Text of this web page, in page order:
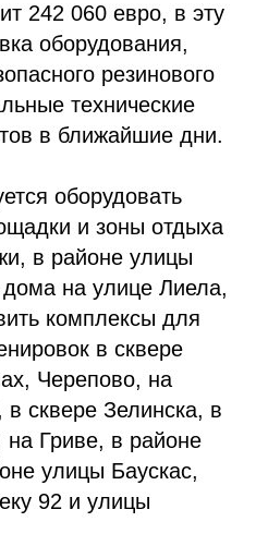
242 060 евро, в эту
оборудования,
резинового
технические
в ближайшие дни.
оборудовать
и зоны отдыха
в районе улицы
на улице Лиела,
комплексы для
в сквере
Черепово, на
сквере Зелинска, в
Гриве, в районе
улицы Баускас,
92 и улицы